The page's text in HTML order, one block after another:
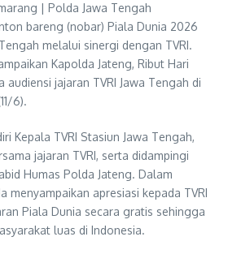
| Polda Jawa Tengah
bareng (nobar) Piala Dunia 2026
melalui sinergi dengan TVRI.
Kapolda Jateng, Ribut Hari
audiensi jajaran TVRI Jawa Tengah di
6).
Kepala TVRI Stasiun Jawa Tengah,
jajaran TVRI, serta didampingi
Humas Polda Jateng. Dalam
menyampaikan apresiasi kepada TVRI
Piala Dunia secara gratis sehingga
luas di Indonesia.